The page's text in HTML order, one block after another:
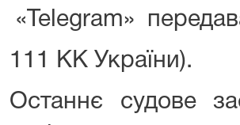
«Telegram»
111 КК України).
Останнє судове